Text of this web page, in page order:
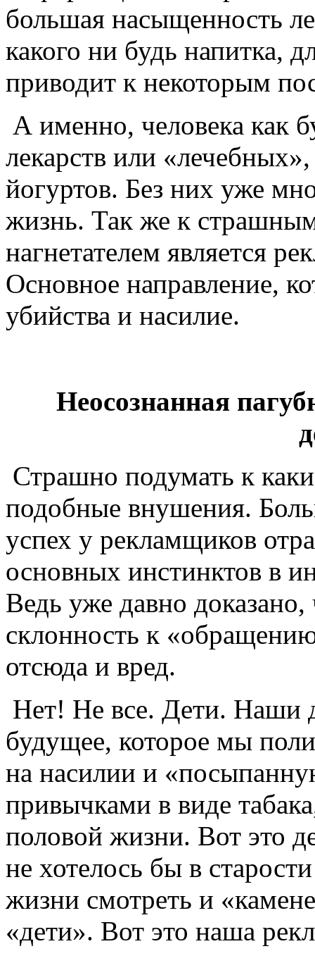
большая насыщенность
какого ни будь напитка,
приводит к некоторым
А именно, человека как
лекарств или
йогуртов. Без них уже
жизнь. Так же к
нагнетателем является
Основное направление,
убийства и насилие.
Неосознанная
Страшно подумать к
подобные внушения.
успех у рекламщиков
основных инстинктов в
Ведь уже давно
склонность к
отсюда и вред.
Нет! Не все. Дети. Наши
будущее, которое мы
на насилии и
привычками в виде
половой жизни. Вот это
не хотелось бы в
жизни смотреть и
«дети». Вот это наша